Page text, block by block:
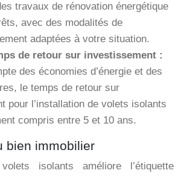
travaux de rénovation énergétique
avec des modalités de
adaptées à votre situation.
de retour sur investissement :
des économies d’énergie et des
le temps de retour sur
pour l’installation de volets isolants
compris entre 5 et 10 ans.
bien immobilier
isolants améliore l’étiquette